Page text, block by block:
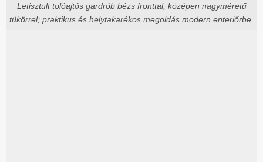
Letisztult tolóajtós gardrób bézs fronttal, középen nagyméretű
tükörrel; praktikus és helytakarékos megoldás modern enteriőrbe.